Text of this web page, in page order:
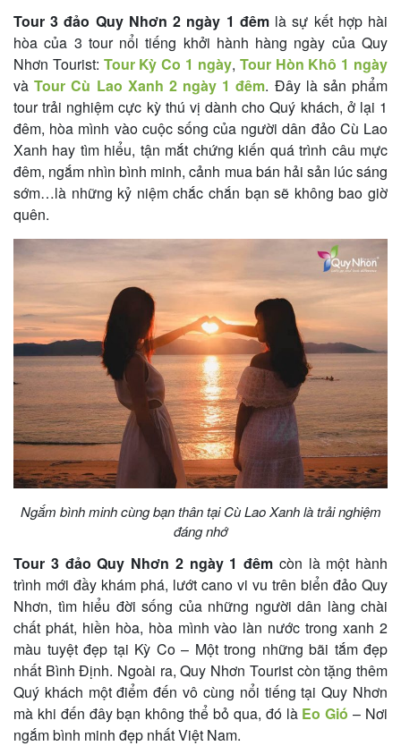
Liên
hệ
Tour 3 đảo Quy Nhơn 2 ngày 1 đêmlà sự kết hợp hài
hòa của 3 tour nổi tiếng khởi hành hàng ngày của Quy
Nhơn Tourist: Tour Kỳ Co 1 ngày, Tour Hòn Khô 1 ngày
vàTour Cù Lao Xanh 2 ngày 1 đêm. Đây là sản phẩm
tour trải nghiệm cực kỳ thú vị dành cho Quý khách, ở lại 1
đêm, hòa mình vào cuộc sống của người dân đảo Cù Lao
Xanh hay tìm hiểu, tận mắt chứng kiến quá trình câu mực
đêm, ngắm nhìn bình minh, cảnh mua bán hải sản lúc sáng
sớm…là những kỷ niệm chắc chắn bạn sẽ không bao giờ
quên.
Ngắm bình minh cùng bạn thân tại Cù Lao Xanh là trải nghiệm
đáng nhớ
Tour 3 đảo Quy Nhơn 2 ngày 1 đêm còn là một hành
trình mới đầy khám phá, lướt cano vi vu trên biển đảo Quy
Nhơn, tìm hiểu đời sống của những người dân làng chài
chất phát, hiền hòa, hòa mình vào làn nước trong xanh 2
màu tuyệt đẹp tại Kỳ Co – Một trong những bãi tắm đẹp
nhất Bình Định. Ngoài ra, Quy Nhơn Tourist còn tặng thêm
Quý khách một điểm đến vô cùng nổi tiếng tại Quy Nhơn
mà khi đến đây bạn không thể bỏ qua, đó là Eo Gió – Nơi
ngắm bình minh đẹp nhất Việt Nam.